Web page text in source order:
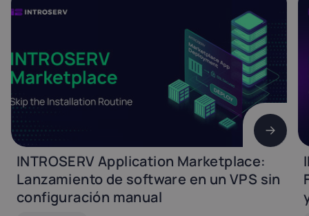
INTROSERV Application Marketplace:
Lanzamiento de software en un VPS sin
configuración manual